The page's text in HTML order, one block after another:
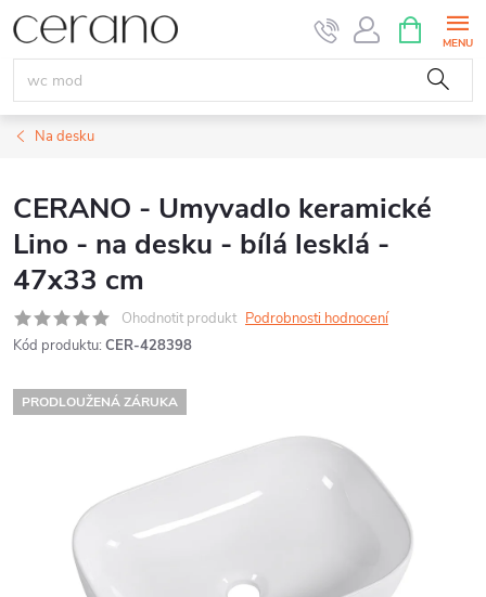
Přejít
na
obsah
NÁKUPNÍ
KOŠÍK
Na desku
CERANO - Umyvadlo keramické
Lino - na desku - bílá lesklá -
47x33 cm
Ohodnotit produkt Podrobnosti hodnocení
Kód produktu: CER-428398
PRODLOUŽENÁ ZÁRUKA